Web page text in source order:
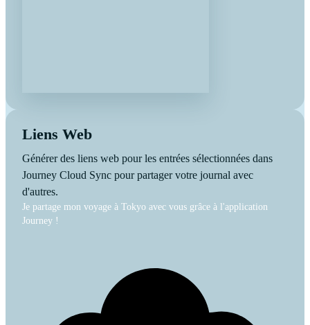
Liens Web
Générer des liens web pour les entrées sélectionnées dans
Journey Cloud Sync pour partager votre journal avec
d'autres.
Je partage mon voyage à Tokyo avec vous grâce à l'application
Journey !